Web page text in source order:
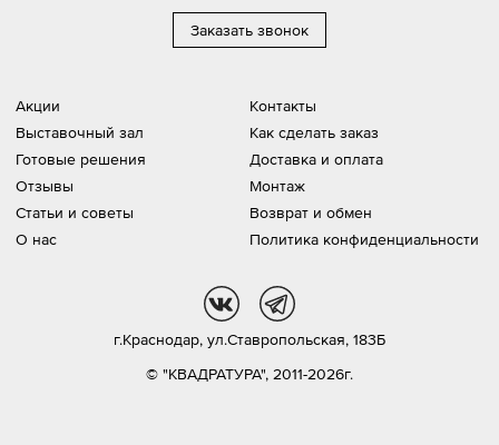
Акции
Выставочный зал
Готовые решения
Отзывы
Статьи и советы
О нас
Контакты
Как сделать заказ
Доставка и оплата
Монтаж
Возврат и обмен
Политика конфиденциальности
Заказать звонок
© "КВАДРАТУРА", 2011-2026г.
г.Краснодар, ул.Ставропольская, 183Б
vk